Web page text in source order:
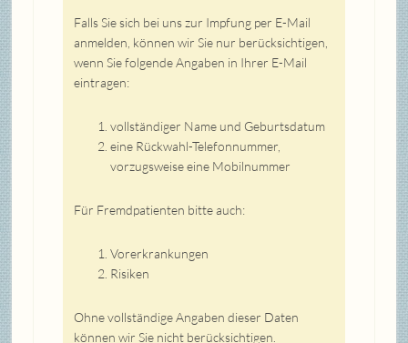
Falls Sie sich bei uns zur Impfung per E-Mail
anmelden, können wir Sie nur berücksichtigen,
wenn Sie folgende Angaben in Ihrer E-Mail
eintragen:
vollständiger Name und Geburtsdatum
eine Rückwahl-Telefonnummer,
vorzugsweise eine Mobilnummer
Für Fremdpatienten bitte auch:
Vorerkrankungen
Risiken
Ohne vollständige Angaben dieser Daten
können wir Sie nicht berücksichtigen.